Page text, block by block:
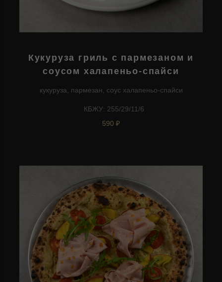
Кукуруза гриль с пармезаном и
соусом халапеньо-спайси
кукуруза, пармезан, соус халапеньо-спайси
КБЖУ: 255/29/11/6
590 ₽